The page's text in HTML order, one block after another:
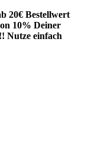
20€ Bestellwert
10% Deiner
Nutze einfach